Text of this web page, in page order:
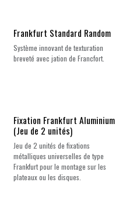
Nouveau !
Frankfurt Standard Random
Système innovant de texturation
breveté avec jation de Francfort.
Fixation Frankfurt Aluminium
(Jeu de 2 unités)
Jeu de 2 unités de fixations
métalliques universelles de type
Frankfurt pour le montage sur les
plateaux ou les disques.